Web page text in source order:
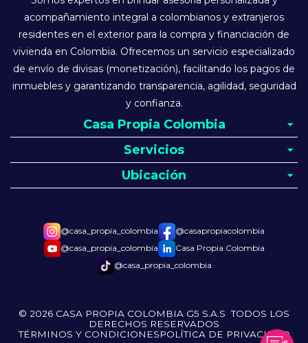
Casa Propia Colombia
Servicios
Ubicación
acompañamiento integral a colombianos y extranjeros
residentes en el exterior para la compra y financiación de
vivienda en Colombia. Ofrecemos un servicio especializado
de envío de divisas (monetización), facilitando los pagos de
inmuebles y garantizando transparencia, agilidad, seguridad
y confianza.
@casa_propia_colombia
@casapropiacolombia
@casa_propia_colombia
Casa Propia Colombia
@casa_propia_colombia
© 2026 CASA PROPIA COLOMBIA G5 S.A.S TODOS LOS
DERECHOS RESERVADOS
TÉRMINOS Y CONDICIONESPOLÍTICA DE PRIVACIDAD